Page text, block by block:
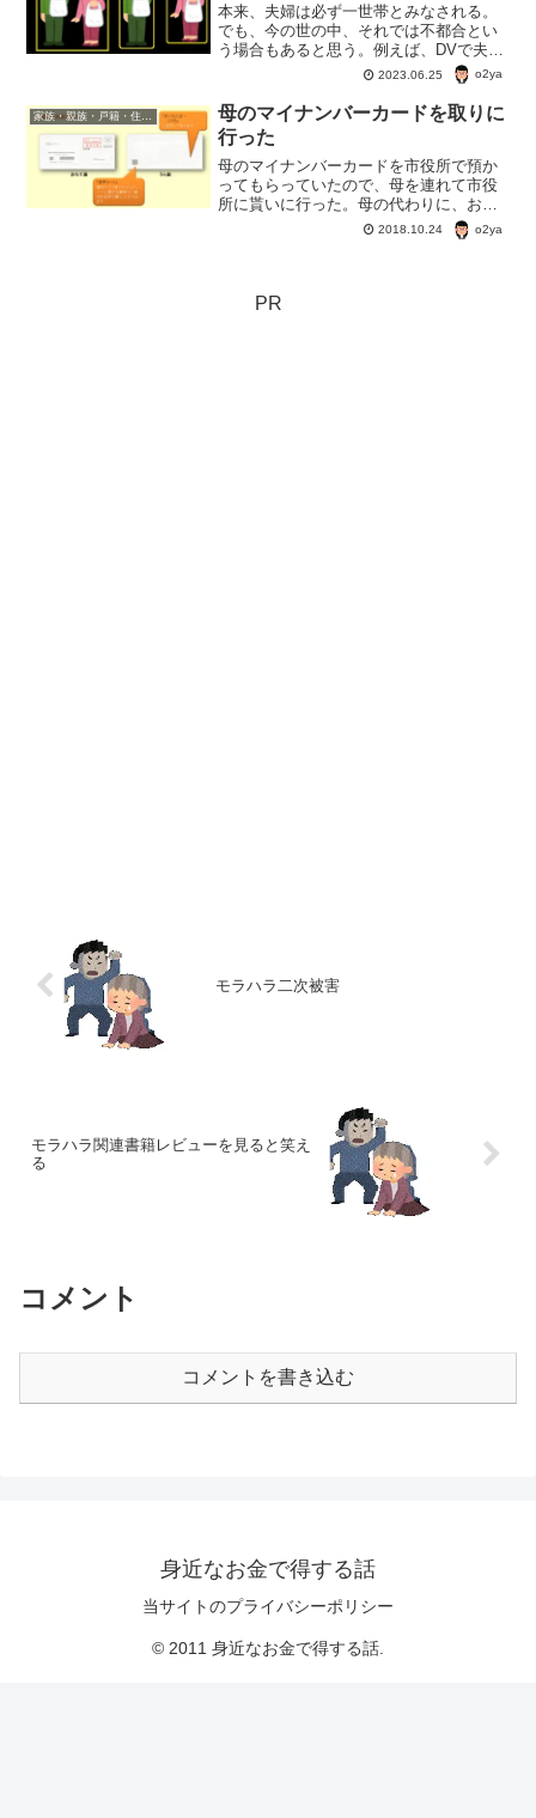
本来、夫婦は必ず一世帯とみなされる。
でも、今の世の中、それでは不都合とい
う場合もあると思う。例えば、DVで夫と
離婚できず別居している。例えば、高齢
で夫婦の一方が老人ホームへ入居した。
こんな場合も、夫婦だから一世帯となっ
てしまうんだろうか？
2023.06.25 o2ya
母のマイナンバーカードを取りに
行った
母のマイナンバーカードを市役所で預か
ってもらっていたので、母を連れて市役
所に貰いに行った。母の代わりに、おい
らがマイナンバーカードを代理請求して
たの。マイナンバーカードが市役所へ届
2018.10.24 o2ya
PR
モラハラ二次被害
モラハラ関連書籍レビューを見ると笑え
る
コメント
コメントを書き込む
身近なお金で得する話
当サイトのプライバシーポリシー
© 2011 身近なお金で得する話.